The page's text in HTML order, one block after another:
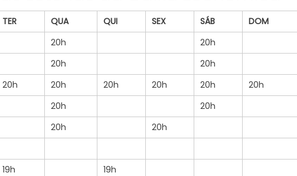
TER QUA QUI SEX SÁB
DOM
20h
20h
20h
20h
20h 20h 20h 20h 20h
20h
20h
20h
20h
20h
19h
19h